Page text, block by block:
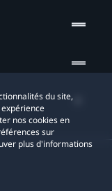
du site,
nos cookies en
sur
plus d'informations